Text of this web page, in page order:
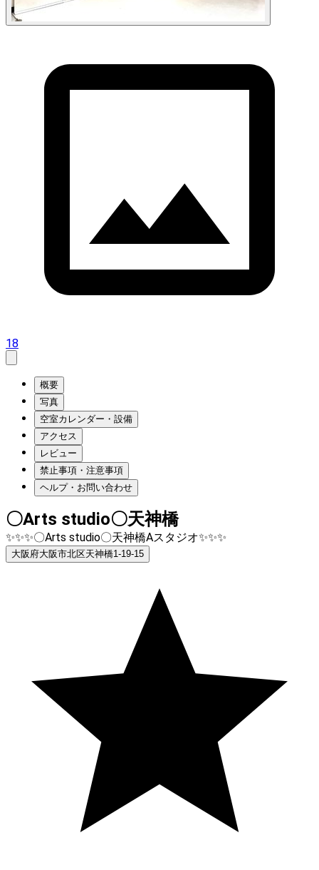
18
概要
写真
空室カレンダー・設備
アクセス
レビュー
禁止事項・注意事項
ヘルプ・お問い合わせ
〇Arts studio〇天神橋
✨✨✨〇Arts studio〇天神橋Aスタジオ✨✨✨
大阪府大阪市北区天神橋1-19-15